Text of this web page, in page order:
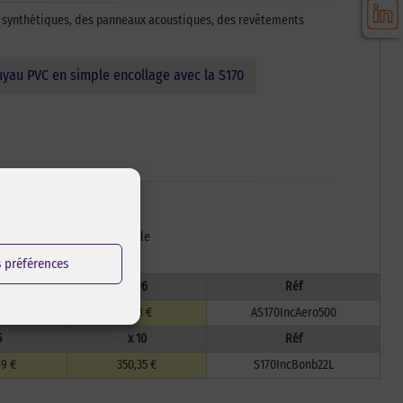
préférences
des panneaux acoustiques, des revêtements
PVC en simple encollage avec la S170
pour voir la fiche article
x 96
Réf
8,88 €
AS170IncAero500
x 10
Réf
€ 350,35 € S170IncBonb22L